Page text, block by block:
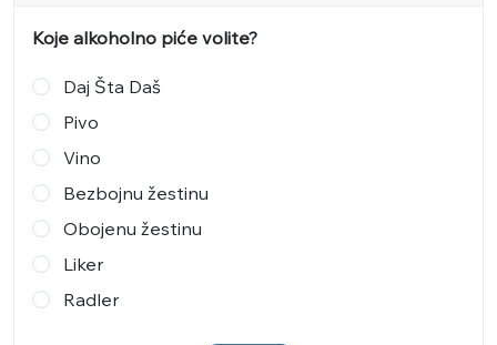
Koje alkoholno piće volite?
Daj Šta Daš
Pivo
Vino
Bezbojnu žestinu
Obojenu žestinu
Liker
Radler